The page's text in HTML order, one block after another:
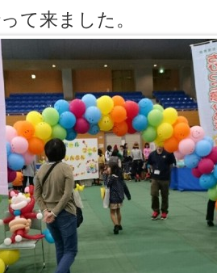
て来ました。